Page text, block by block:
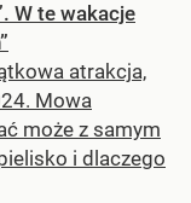
W te wakacje
atrakcja,
Mowa
może z samym
i dlaczego